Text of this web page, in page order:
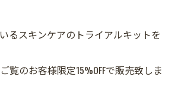
るスキンケアのトライアルキットを
覧のお客様限定15%OFFで販売致しま